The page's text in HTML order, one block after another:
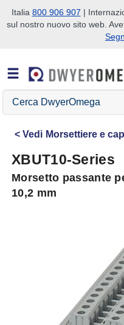
Salta alla ricerca
Salta al contenuto principale
Salta alla navigazione
Italia 800 906 907 |
sul nostro nuovo sito web.
Cerca
DwyerOmega
Vedi Morsettiere e
XBUT10-Series
Morsetto passante
10,2 mm